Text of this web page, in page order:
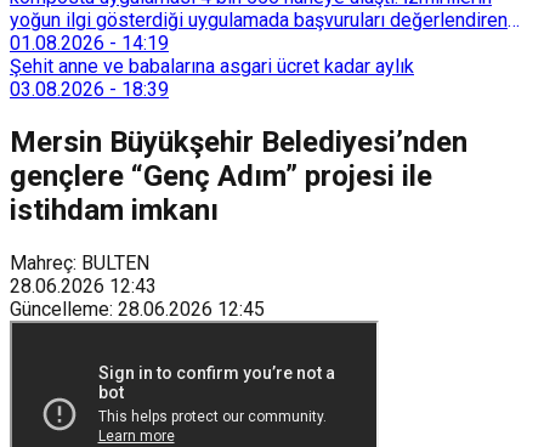
yoğun ilgi gösterdiği uygulamada başvuruları değerlendiren
Tarımsal Hizmetler Dairesi Başkanlığı, farklı ilçelerde toplam
128 bokaşi kompost eğitimi düzenleyerek İzmirlileri
sürdürülebilir atık yönetimi sistemine dahil etti.
01.08.2026 - 14:19
Şehit anne ve babalarına asgari ücret kadar aylık
03.08.2026 - 18:39
Mersin Büyükşehir Belediyesi’nden
gençlere “Genç Adım” projesi ile
istihdam imkanı
Mahreç: BULTEN
28.06.2026 12:43
Güncelleme: 28.06.2026 12:45